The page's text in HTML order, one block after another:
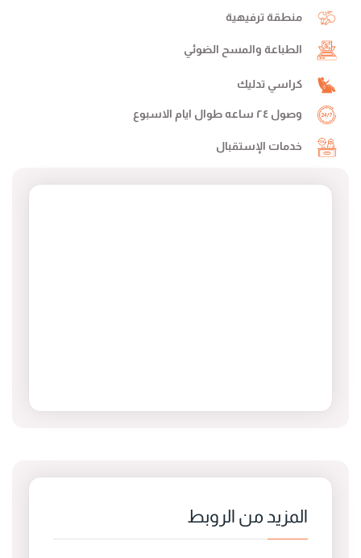
المزيد من الروبط
منطقة ترفيهية
الطباعة والمسح الضوئي
كراسي تدليك
وصول ٢٤ ساعه طوال ايام الاسبوع
خدمات الإستقبال